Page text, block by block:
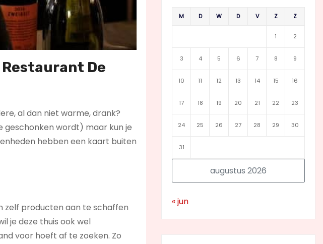
De
al dan niet warme, drank?
geschonken wordt) maar kun je
hebben een kaart buiten
zelf producten aan te schaffen
je deze thuis ook wel
voor hoeft af te zoeken. Zo
augustus 2026
M D W D V Z Z
1 2
3 4 5 6 7 8 9
10 11 12 13 14 15 16
17 18 19 20 21 22 23
24 25 26 27 28 29 30
31
« jun